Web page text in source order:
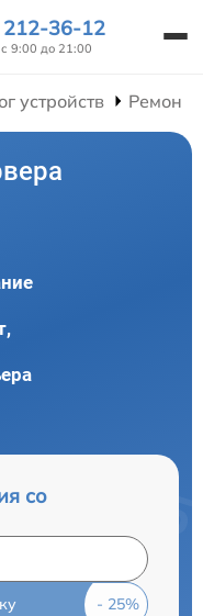
212-36-12
9:00 до 21:00
устройств Ремонт
со